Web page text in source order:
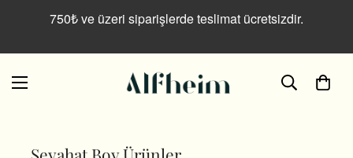
750₺ ve üzeri siparişlerde teslimat ücretsizdir.